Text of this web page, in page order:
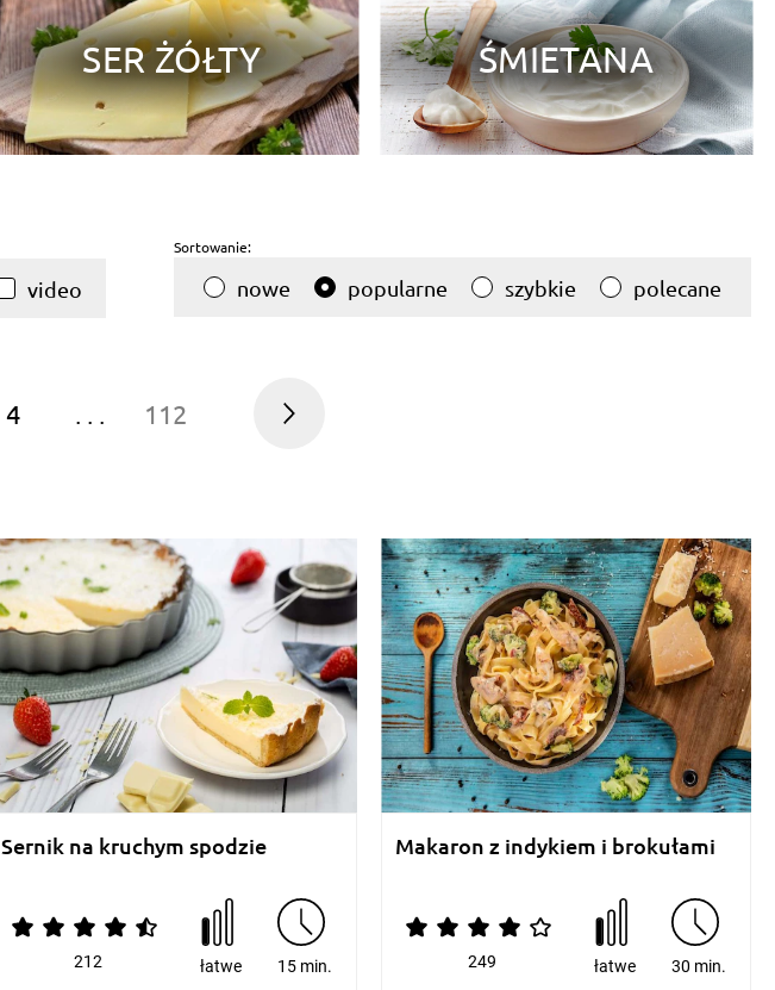
SER ŻÓŁTY ŚMIETANA
video
Sortowanie:
nowe popularne szybkie polecane
4 112
Sernik na kruchym spodzie
212 łatwe
15 min.
Makaron z indykiem i brokułami
249 łatwe
30 min.